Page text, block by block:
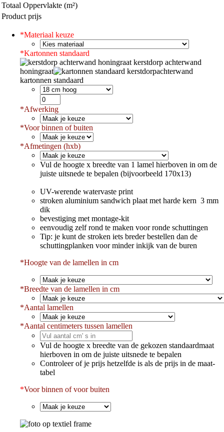
Totaal Oppervlakte (m²)
Product prijs
*Materiaal keuze
*Kartonnen standaard
kerstdorp achterwand
honingraat
kartonnen standaard
*Afwerking
*Voor binnen of buiten
*Afmetingen (hxb)
Vul de hoogte x breedte van 1 lamel hierboven in om de
juiste uitsnede te bepalen (bijvoorbeeld 170x13)
UV-werende watervaste print
stroken aluminium sandwich plaat met harde kern 3 mm
dik
bevestiging met montage-kit
eenvoudig zelf rond te maken voor ronde schuttingen
Tip: je kunt de stroken iets breder bestellen dan de
schuttingplanken voor minder inkijk van de buren
*Hoogte van de lamellen in cm
*Breedte van de lamellen in cm
*Aantal lamellen
*Aantal centimeters tussen lamellen
Vul de hoogte x breedte van de gekozen standaardmaat
hierboven in om de juiste uitsnede te bepalen
Controleer of je prijs hetzelfde is als de prijs in de maat-
tabel
*Voor binnen of voor buiten